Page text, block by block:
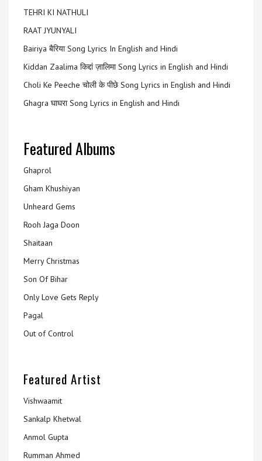
TEHRI KI NATHULI
RAAT JYUNYALI
Bairiya बैरिया Song Lyrics In English and Hindi
Kiddan Zaalima किद्दां ज़ालिमा Song Lyrics in English and Hindi
Choli Ke Peeche चोली के पीछे Song Lyrics in English and Hindi
Ghagra घाघरा Song Lyrics in English and Hindi
Featured Albums
Ghaprol
Gham Khushiyan
Unheard Gems
Rooh Jaga Doon
Shaitaan
Merry Christmas
Son Of Bihar
Only Love Gets Reply
Pagal
Out of Control
Featured Artist
Vishwaamit
Sankalp Khetwal
Anmol Gupta
Rumman Ahmed